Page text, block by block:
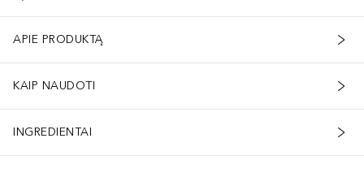
APIE PRODUKTĄ
KAIP NAUDOTI
INGREDIENTAI